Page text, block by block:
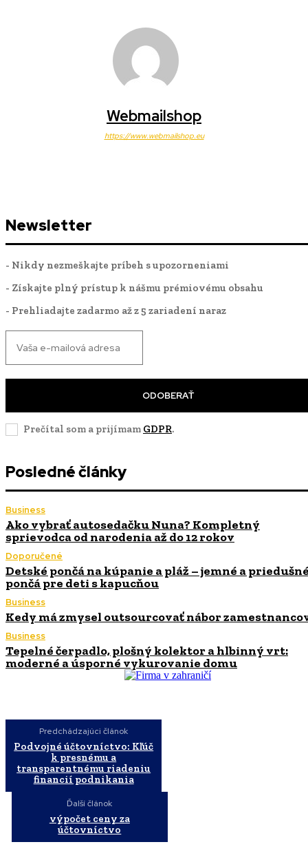
Webmailshop
https://www.webmailshop.eu
Newsletter
- Nikdy nezmeškajte príbeh s upozorneniami
- Získajte plný prístup k nášmu prémiovému obsahu
- Prehliadajte zadarmo až z 5 zariadení naraz
ODOBERAŤ
Prečítal som a prijímam GDPR.
Posledné články
Business
Ako vybrať autosedačku Nuna? Kompletný
sprievodca od narodenia až do 12 rokov
Doporučené
Detské pončá na kúpanie a pláž – jemné a
pončá pre deti s kapucňou
Business
Kedy má zmysel outsourcovať nábor
Business
Tepelné čerpadlo, plošný kolektor a hlbinný vrt:
moderné a úsporné vykurovanie domu
Predchádzajúci článok
Podvojné účtovníctvo: Kľúč
k presnému a
transparentnému riadeniu
financií podnikania
Ďalší článok
výpočet ceny za
účtovníctvo